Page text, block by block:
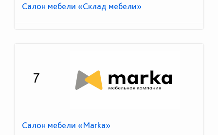
Салон мебели «Склад мебели»
7
Салон мебели «Marka»